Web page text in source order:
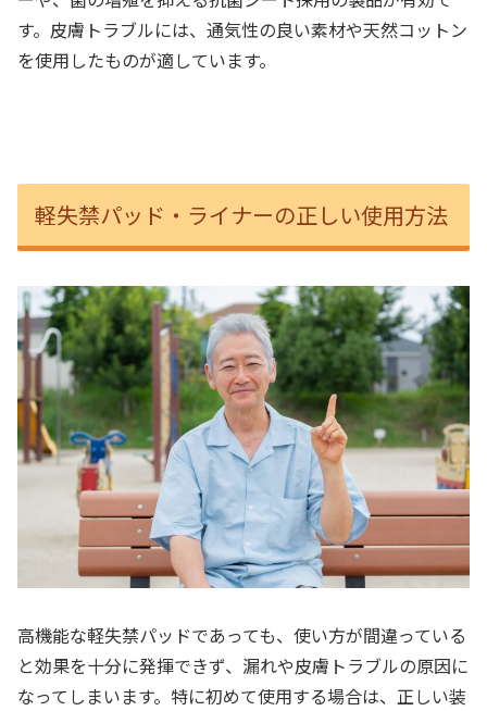
す。皮膚トラブルには、通気性の良い素材や天然コットン
を使用したものが適しています。
軽失禁パッド・ライナーの正しい使用方法
高機能な軽失禁パッドであっても、使い方が間違っている
と効果を十分に発揮できず、漏れや皮膚トラブルの原因に
なってしまいます。特に初めて使用する場合は、正しい装